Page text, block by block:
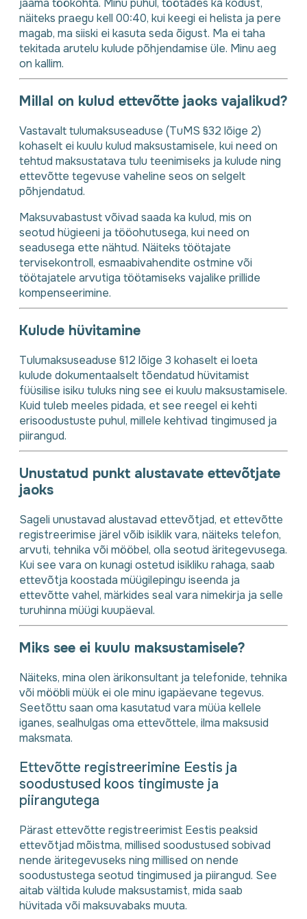
jääma töökohta. Minu puhul, töötades ka kodust,
näiteks praegu kell 00:40, kui keegi ei helista ja pere
magab, ma siiski ei kasuta seda õigust. Ma ei taha
tekitada arutelu kulude põhjendamise üle. Minu aeg
on kallim.
Millal on kulud ettevõtte jaoks vajalikud?
Vastavalt tulumaksuseaduse (TuMS §32 lõige 2)
kohaselt ei kuulu kulud maksustamisele, kui need on
tehtud maksustatava tulu teenimiseks ja kulude ning
ettevõtte tegevuse vaheline seos on selgelt
põhjendatud.
Maksuvabastust võivad saada ka kulud, mis on
seotud hügieeni ja tööohutusega, kui need on
seadusega ette nähtud. Näiteks töötajate
tervisekontroll, esmaabivahendite ostmine või
töötajatele arvutiga töötamiseks vajalike prillide
kompenseerimine.
Kulude hüvitamine
Tulumaksuseaduse §12 lõige 3 kohaselt ei loeta
kulude dokumentaalselt tõendatud hüvitamist
füüsilise isiku tuluks ning see ei kuulu maksustamisele.
Kuid tuleb meeles pidada, et see reegel ei kehti
erisoodustuste puhul, millele kehtivad tingimused ja
piirangud.
Unustatud punkt alustavate ettevõtjate
jaoks
Sageli unustavad alustavad ettevõtjad, et ettevõtte
registreerimise järel võib isiklik vara, näiteks telefon,
arvuti, tehnika või mööbel, olla seotud äritegevusega.
Kui see vara on kunagi ostetud isikliku rahaga, saab
ettevõtja koostada müügilepingu iseenda ja
ettevõtte vahel, märkides seal vara nimekirja ja selle
turuhinna müügi kuupäeval.
Miks see ei kuulu maksustamisele?
Näiteks, mina olen ärikonsultant ja telefonide, tehnika
või mööbli müük ei ole minu igapäevane tegevus.
Seetõttu saan oma kasutatud vara müüa kellele
iganes, sealhulgas oma ettevõttele, ilma maksusid
maksmata.
Ettevõtte registreerimine Eestis ja
soodustused koos tingimuste ja
piirangutega
Pärast ettevõtte registreerimist Eestis peaksid
ettevõtjad mõistma, millised soodustused sobivad
nende äritegevuseks ning millised on nende
soodustustega seotud tingimused ja piirangud. See
aitab vältida kulude maksustamist, mida saab
hüvitada või maksuvabaks muuta.